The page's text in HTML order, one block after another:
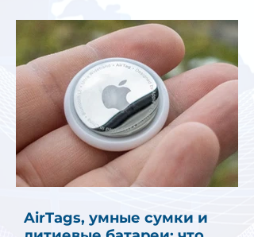
AirTags, умные сумки и